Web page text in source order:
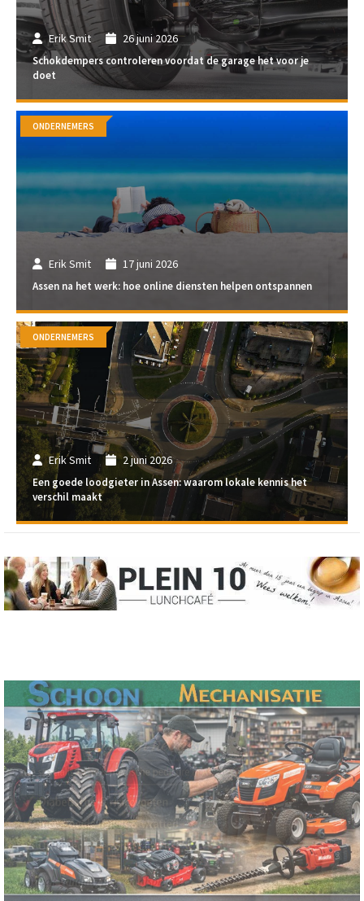
Erik Smit 26 juni 2026
Schokdempers controleren voordat de garage het voor je
doet
Erik Smit 17 juni 2026
Assen na het werk: hoe online diensten helpen ontspannen
ONDERNEMERS
Erik Smit 2 juni 2026
Een goede loodgieter in Assen: waarom lokale kennis het
verschil maakt
ONDERNEMERS